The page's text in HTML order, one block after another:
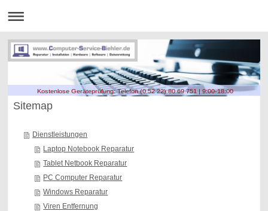
Kostenlose Geräteprüfung: Telefon (0 52 22) 80 69 751 | 9:00-18:00
Sitemap
Dienstleistungen
Laptop Notebook Reparatur
Tablet Netbook Reparatur
PC Computer Reparatur
Windows Reparatur
Viren Entfernung